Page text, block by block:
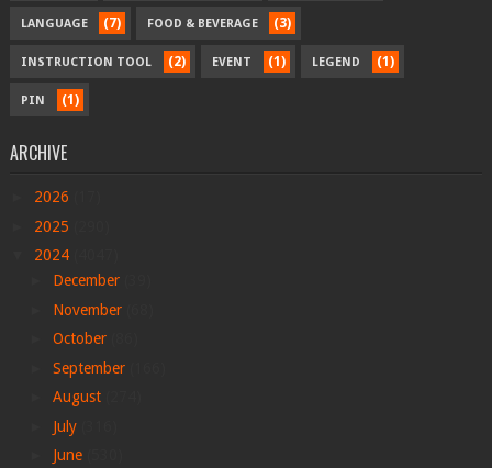
LANGUAGE (7) FOOD & BEVERAGE (3)
INSTRUCTION TOOL (2) EVENT (1) LEGEND (1)
PIN (1)
ARCHIVE
2026
2025
2024
December
November
October
September
August
July
June